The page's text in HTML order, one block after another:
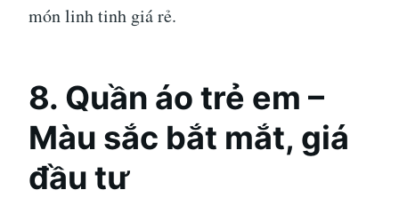
món linh tinh giá rẻ.
8. Quần áo trẻ em –
Màu sắc bắt mắt, giá
đầu tư